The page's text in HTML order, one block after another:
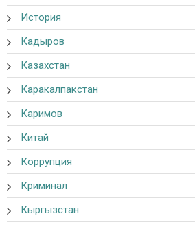
История
Кадыров
Казахстан
Каракалпакстан
Каримов
Китай
Коррупция
Криминал
Кыргызстан